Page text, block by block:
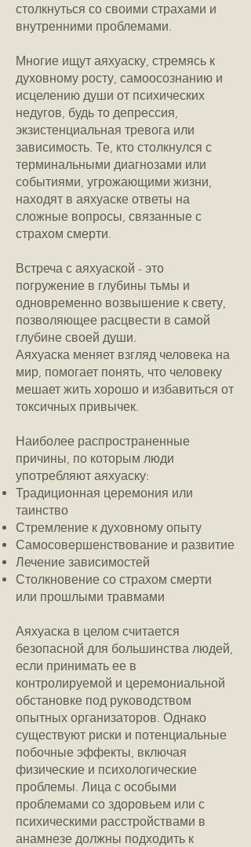
столкнуться со своими страхами и
внутренними проблемами.
Многие ищут аяхуаску, стремясь к
духовному росту, самоосознанию и
исцелению души от психических
недугов, будь то депрессия,
экзистенциальная тревога или
зависимость. Те, кто столкнулся с
терминальными диагнозами или
событиями, угрожающими жизни,
находят в аяхуаске ответы на
сложные вопросы, связанные с
страхом смерти.
Встреча с аяхуаской - это
погружение в глубины тьмы и
одновременно возвышение к свету,
позволяющее расцвести в самой
глубине своей души.
Аяхуаска меняет взгляд человека на
мир, помогает понять, что человеку
мешает жить хорошо и избавиться от
токсичных привычек.
Наиболее распространенные
причины, по которым люди
употребляют аяхуаску:
Традиционная церемония или
таинство
Стремление к духовному опыту
Самосовершенствование и развитие
Лечение зависимостей
Столкновение со страхом смерти
или прошлыми травмами
Аяхуаска в целом считается
безопасной для большинства людей,
если принимать ее в
контролируемой и церемониальной
обстановке под руководством
опытных организаторов. Однако
существуют риски и потенциальные
побочные эффекты, включая
физические и психологические
проблемы. Лица с особыми
проблемами со здоровьем или с
психическими расстройствами в
анамнезе должны подходить к